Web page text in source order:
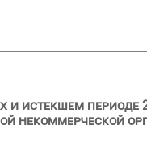
и истекшем
некоммерческой